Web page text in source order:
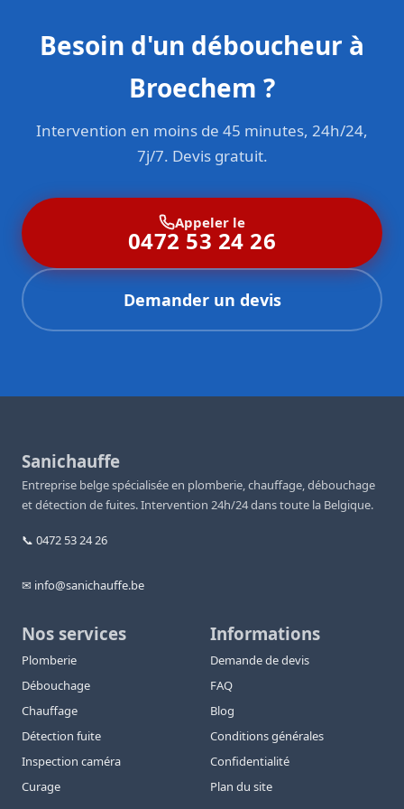
Besoin d'un déboucheur à
Broechem ?
Intervention en moins de 45 minutes, 24h/24,
7j/7. Devis gratuit.
Appeler le
0472 53 24 26
Demander un devis
Sanichauffe
Entreprise belge spécialisée en plomberie, chauffage, débouchage
et détection de fuites. Intervention 24h/24 dans toute la Belgique.
📞 0472 53 24 26
✉ info@sanichauffe.be
Nos services
Plomberie
Débouchage
Chauffage
Détection fuite
Inspection caméra
Curage
Informations
Demande de devis
FAQ
Blog
Conditions générales
Confidentialité
Plan du site